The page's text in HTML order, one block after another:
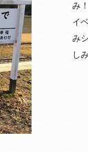
み
イ
み
し